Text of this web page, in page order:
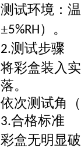
测试环境：
±5%RH）。
2.测试步骤
将彩盒装入
落。
依次测试角
3.合格标准
彩盒无明显